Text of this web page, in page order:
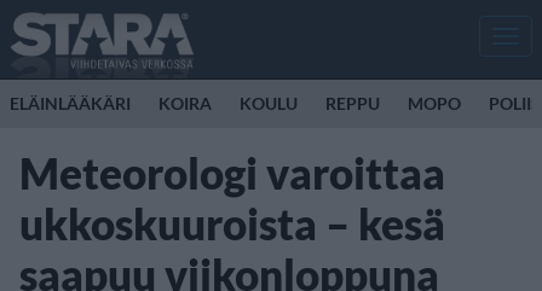
ELÄINLÄÄKÄRI KOIRA KOULU REPPU MOPO
Meteorologi varoittaa
ukkoskuuroista – kesä
saapuu viikonloppuna